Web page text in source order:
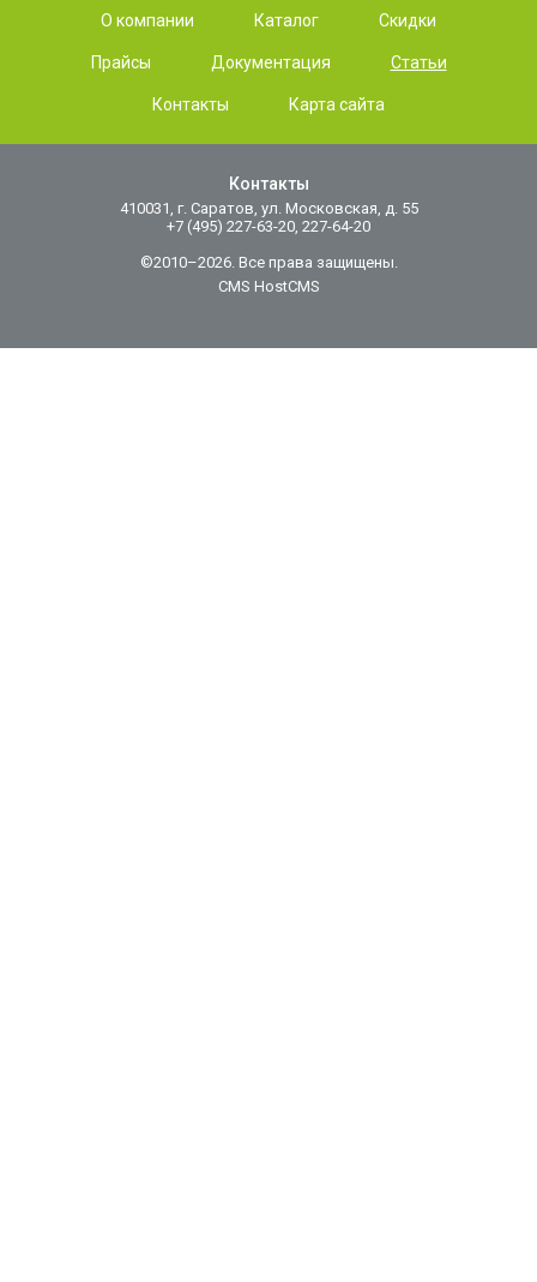
О компании Каталог Скидки
Прайсы Документация Статьи
Контакты Карта сайта
Контакты
410031, г. Саратов, ул. Московская, д. 55
+7 (495) 227-63-20, 227-64-20
©2010–2026. Все права защищены.
CMS HostCMS